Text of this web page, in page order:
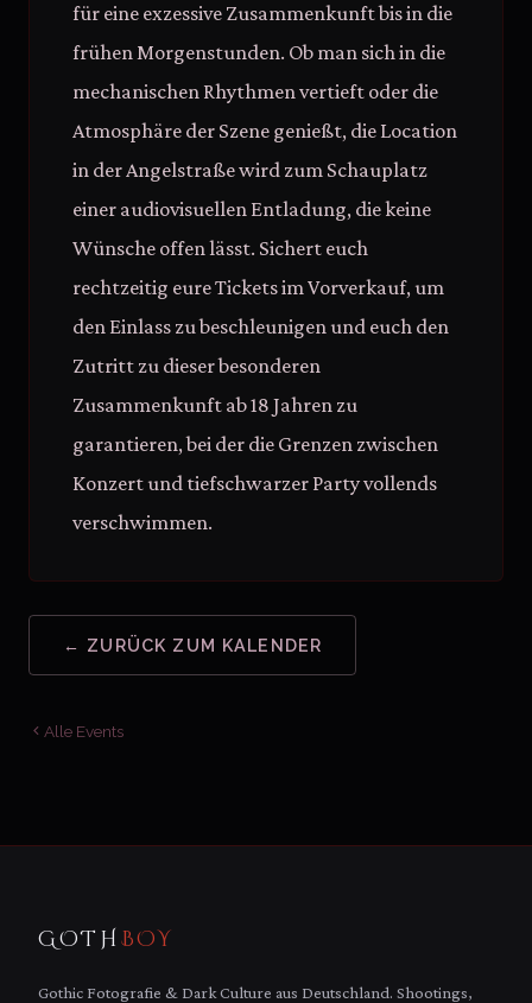
für eine exzessive Zusammenkunft bis in die
frühen Morgenstunden. Ob man sich in die
mechanischen Rhythmen vertieft oder die
Atmosphäre der Szene genießt, die Location
in der Angelstraße wird zum Schauplatz
einer audiovisuellen Entladung, die keine
Wünsche offen lässt. Sichert euch
rechtzeitig eure Tickets im Vorverkauf, um
den Einlass zu beschleunigen und euch den
Zutritt zu dieser besonderen
Zusammenkunft ab 18 Jahren zu
garantieren, bei der die Grenzen zwischen
Konzert und tiefschwarzer Party vollends
verschwimmen.
← ZURÜCK ZUM KALENDER
Alle Events
GOTH BOY
Gothic Fotografie & Dark Culture aus Deutschland. Shootings,